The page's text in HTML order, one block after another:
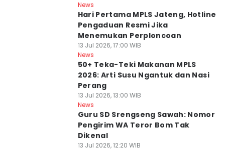
News
Hari Pertama MPLS Jateng, Hotline
Pengaduan Resmi Jika
Menemukan Perploncoan
13 Jul 2026, 17:00 WIB
News
50+ Teka-Teki Makanan MPLS
2026: Arti Susu Ngantuk dan Nasi
Perang
13 Jul 2026, 13:00 WIB
News
Guru SD Srengseng Sawah: Nomor
Pengirim WA Teror Bom Tak
Dikenal
13 Jul 2026, 12:20 WIB